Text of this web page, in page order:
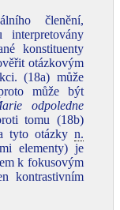
členění,
interpretovány
konstituenty
otázkovým
(18a) může
může být
odpoledne
tomu (18b)
tyto otázky n.
elementy) je
k fokusоvým
kontrastivním